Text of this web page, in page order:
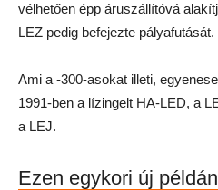
vélhetően épp áruszállítóvá
LEZ pedig befejezte pályafutását.
Ami a -300-asokat illeti,
1991-ben a lízingelt HA-LED, a
a LEJ.
Ezen egykori új